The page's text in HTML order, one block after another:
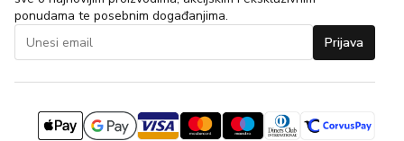
ponudama te posebnim događanjima.
Prijava